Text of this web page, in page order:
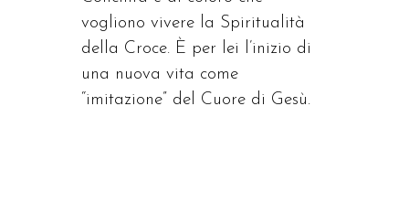
vogliono vivere la Spiritualità
della Croce. È per lei l’inizio di
una nuova vita come
“imitazione” del Cuore di Gesù.